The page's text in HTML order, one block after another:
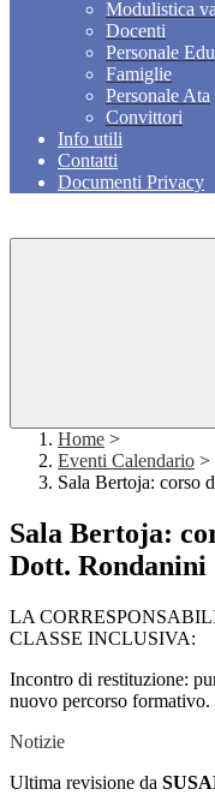
Modulistica
Docenti
Personale
Famiglie
Personale Ata
Convittori
Info utili
Contatti
Documenti Privacy
Home >
Eventi Calendario >
Sala Bertoja: corso
Sala Bertoja:
Dott. Rondanini
LA
CLASSE INCLUSIVA:
Incontro di restituzione:
nuovo percorso formativo.
Notizie
Ultima revisione da